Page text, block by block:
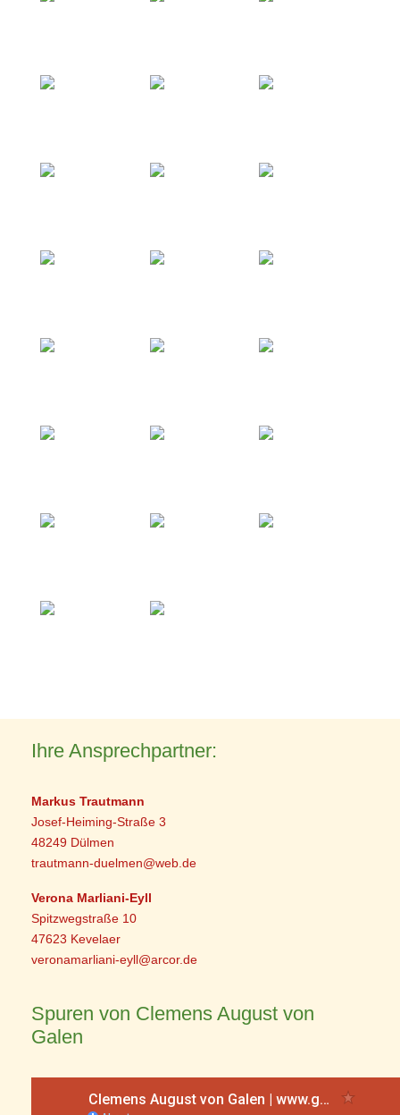
Ihre Ansprechpartner:
Markus Trautmann
Josef-Heiming-Straße 3
48249 Dülmen
trautmann-duelmen@web.de
Verona Marliani-Eyll
Spitzwegstraße 10
47623 Kevelaer
veronamarliani-eyll@arcor.de
Spuren von Clemens August von
Galen